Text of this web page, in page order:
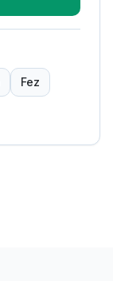
Fez